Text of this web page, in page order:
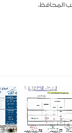
المحافظ،